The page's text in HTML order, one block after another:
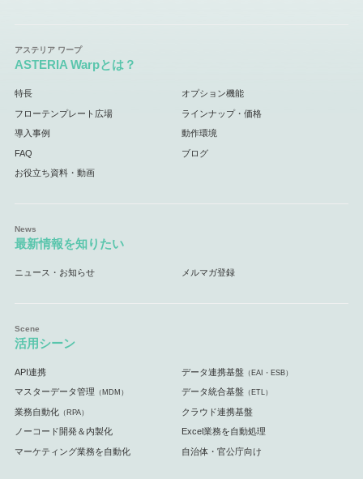
ASTERIA Warpとは？
特長 オプション機能
フローテンプレート広場 ラインナップ・価格
導入事例 動作環境
FAQ ブログ
お役立ち資料・動画
最新情報を知りたい
ニュース・お知らせ メルマガ登録
活用シーン
API連携 データ連携基盤 （EAI・ESB）
マスターデータ管理 （MDM） データ統合基盤 （ETL）
業務自動化（RPA） クラウド連携基盤
ノーコード開発＆内製化 Excel業務を自動処理
マーケティング業務を自動化 自治体・官公庁向け